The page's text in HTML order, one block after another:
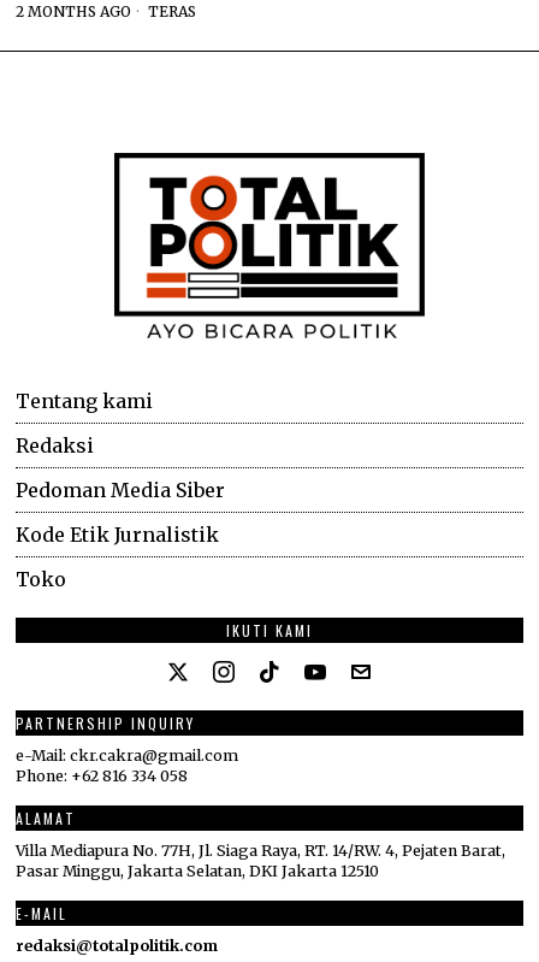
2 MONTHS AGO TERAS
Tentang kami
Redaksi
Pedoman Media Siber
Kode Etik Jurnalistik
Toko
IKUTI KAMI
PARTNERSHIP INQUIRY
e-Mail: ckr.cakra@gmail.com
Phone: +62 816 334 058
ALAMAT
Villa Mediapura No. 77H, Jl. Siaga Raya, RT. 14/RW. 4, Pejaten Barat,
Pasar Minggu, Jakarta Selatan, DKI Jakarta 12510
E-MAIL
redaksi@totalpolitik.com